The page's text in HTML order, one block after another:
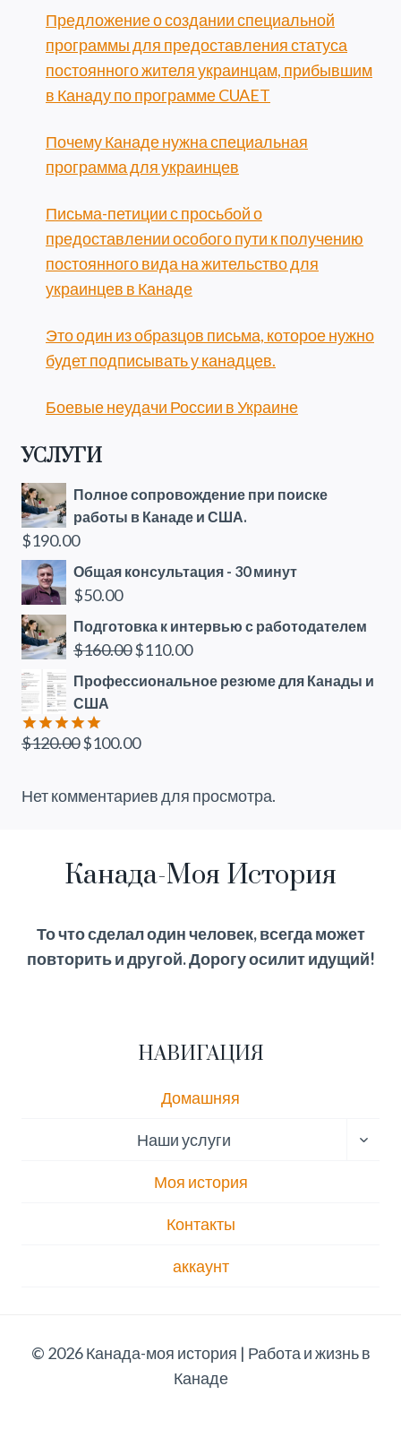
Предложение о создании специальной
программы для предоставления статуса
постоянного жителя украинцам, прибывшим
в Канаду по программе CUAET
Почему Канаде нужна специальная
программа для украинцев
Письма-петиции с просьбой о
предоставлении особого пути к получению
постоянного вида на жительство для
украинцев в Канаде
Это один из образцов письма, которое нужно
будет подписывать у канадцев.
Боевые неудачи России в Украине
УСЛУГИ
Полное сопровождение при поиске
работы в Канаде и США.
$190.00
Общая консультация - 30 минут
$50.00
Подготовка к интервью с работодателем
$160.00 Первоначальная
цена
$110.00Текущая
цена:
Профессиональное резюме для Канады и
США
Оценка
$120.00 Первоначальная
составляла
$100.00Текущая
$100.00.
Нет комментариев для просмотра.
Канада-Моя История
То что сделал один человек, всегда может
повторить и другой. Дорогу осилит идущий!
НАВИГАЦИЯ
Домашняя
Наши услуги
Моя история
Контакты
аккаунт
© 2026 Канада-моя история | Работа и жизнь в
Канаде